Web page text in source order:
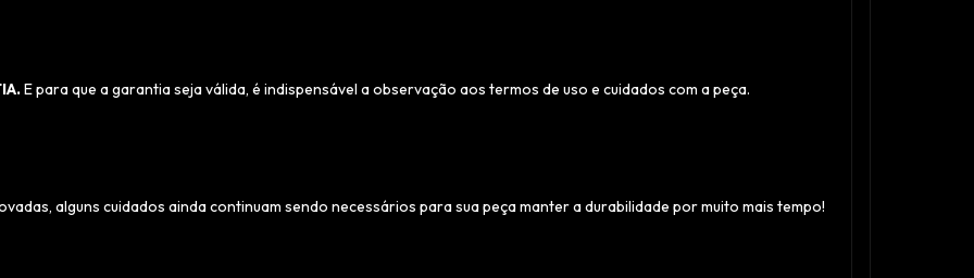
E para que a garantia seja válida, é indispensável a observação aos termos de uso e cuidados com a peça.
alguns cuidados ainda continuam sendo necessários para sua peça manter a durabilidade por muito mais tempo!